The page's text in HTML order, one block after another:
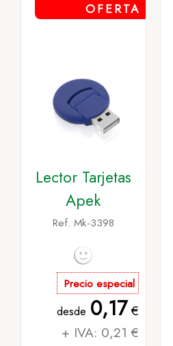
OFERTA
Lector Tarjetas
Apek
Ref. Mk-3398
Precio especial
desde 0,17 €
+ IVA: 0,21 €